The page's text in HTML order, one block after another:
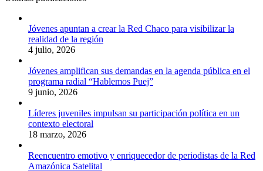
Jóvenes apuntan a crear la Red Chaco para visibilizar la
realidad de la región
4 julio, 2026
Jóvenes amplifican sus demandas en la agenda pública en el
programa radial “Hablemos Puej”
9 junio, 2026
Líderes juveniles impulsan su participación política en un
contexto electoral
18 marzo, 2026
Reencuentro emotivo y enriquecedor de periodistas de la Red
Amazónica Satelital